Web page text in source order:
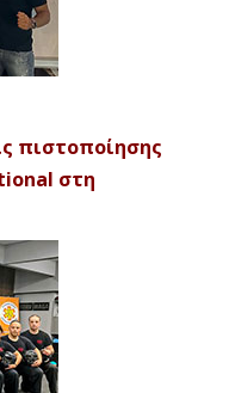
πιστοποίησης
στη